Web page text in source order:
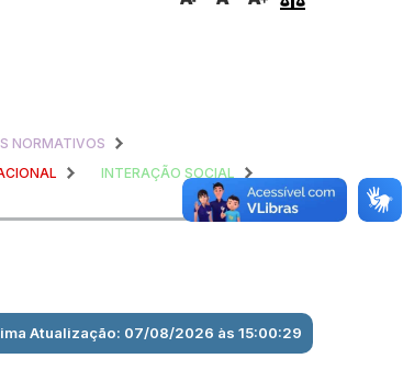
NORMATIVOS
INTERAÇÃO SOCIAL
Atualização: 07/08/2026 às 15:00:29